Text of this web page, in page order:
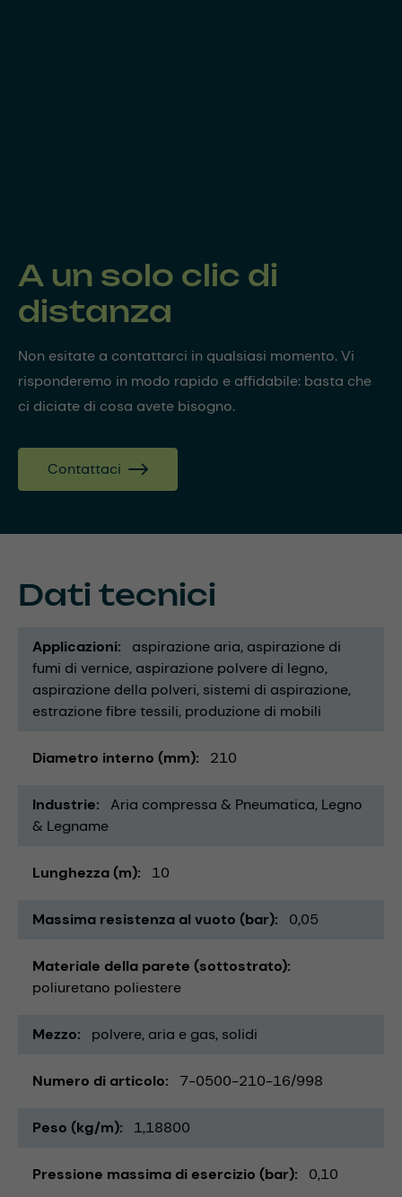
A un solo clic di
distanza
Non esitate a contattarci in qualsiasi momento. Vi
risponderemo in modo rapido e affidabile: basta che
ci diciate di cosa avete bisogno.
Contattaci
Dati tecnici
Applicazioni aspirazione aria aspirazione di
fumi di vernice aspirazione polvere di legno
aspirazione della polveri sistemi di aspirazione
estrazione fibre tessili produzione di mobili
Diametro interno (mm) 210
Industrie Aria compressa & Pneumatica Legno
& Legname
Lunghezza (m) 10
Massima resistenza al vuoto (bar) 0,05
Materiale della parete (sottostrato)
poliuretano poliestere
Mezzo polvere aria e gas solidi
Numero di articolo 7-0500-210-16/998
Peso (kg/m) 1,18800
Pressione massima di esercizio (bar) 0,10